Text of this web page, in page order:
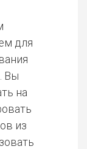
для
Вы
на
из